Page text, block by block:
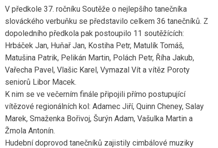
V předkole 37. ročníku Soutěže o nejlepšího tanečníka
slováckého verbuňku se představilo celkem 36 tanečníků. Z
dopoledního předkola pak postoupilo 11 soutěžících:
Hrbáček Jan, Huňař Jan, Kostiha Petr, Matulík Tomáš,
Matušina Patrik, Pelikán Martin, Polách Petr, Říha Jakub,
Vařecha Pavel, Vlašic Karel, Vymazal Vít a vítěz Poroty
seniorů Libor Macek.
K nim se ve večerním finále připojili přímo postupující
vítězové regionálních kol: Adamec Jiří, Quinn Cheney, Salay
Marek, Smaženka Bořivoj, Šurýn Adam, Vašulka Martin a
Žmola Antonín.
Hudební doprovod tanečníků zajistily cimbálové muziky